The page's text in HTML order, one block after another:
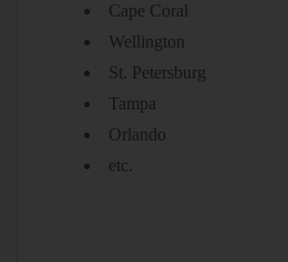
Cape Coral
Wellington
St. Petersburg
Tampa
Orlando
etc.